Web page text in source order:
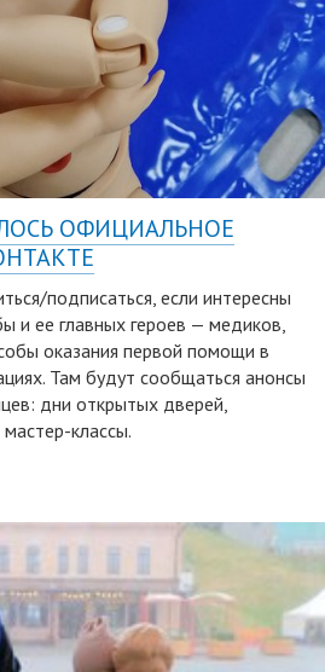
ОФИЦИАЛЬНОЕ
подписаться, если интересны
и ее главных героев — медиков,
оказания первой помощи в
Там будут сообщаться анонсы
дни открытых дверей,
мастер-классы.